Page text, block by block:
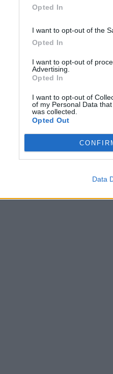
Opted In
I want to opt-out of the
Opted In
I want to opt-out of
Advertising.
Opted In
I want to opt-out of
of my Personal Data
was collected.
Opted Out
Data